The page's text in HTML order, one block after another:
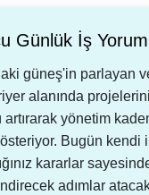
Günlük İş
güneş'in parlayan
alanında
yönetim
Bugün kendi
kararlar
adımlar